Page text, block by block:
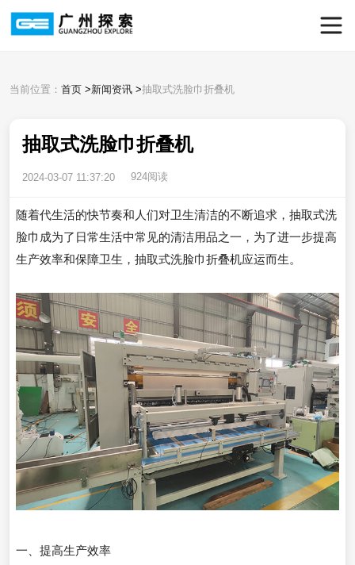
当前位置： 首页 >新闻资讯 >抽取式洗脸巾折叠机
抽取式洗脸巾折叠机
2024-03-07 11:37:20 924阅读
随着代生活的快节奏和人们对卫生清洁的不断追求，抽取式洗
脸巾成为了日常生活中常见的清洁用品之一，为了进一步提高
生产效率和保障卫生，抽取式洗脸巾折叠机应运而生。
一、提高生产效率